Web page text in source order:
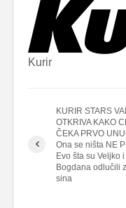
Kurir
KURIR STARS
OTKRIVA KAKO
ČEKA PRVO
Ona se ništa NE
Evo šta su Veljko i
Bogdana odlučili
sina